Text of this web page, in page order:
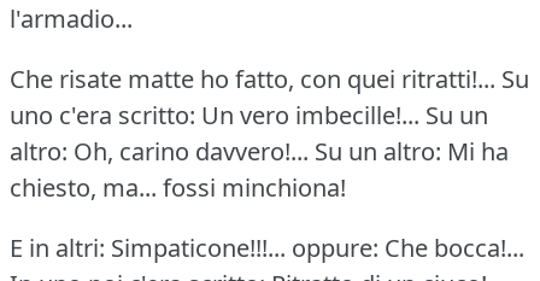
l'armadio...
Che risate matte ho fatto, con quei ritratti!... Su
uno c'era scritto: Un vero imbecille!... Su un
altro: Oh, carino davvero!... Su un altro: Mi ha
chiesto, ma... fossi minchiona!
E in altri: Simpaticone!!!... oppure: Che bocca!...